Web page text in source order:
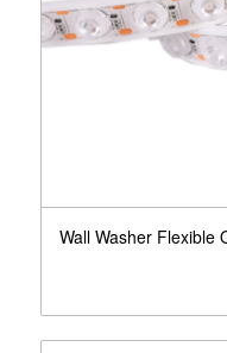
Wall Washer Flexible